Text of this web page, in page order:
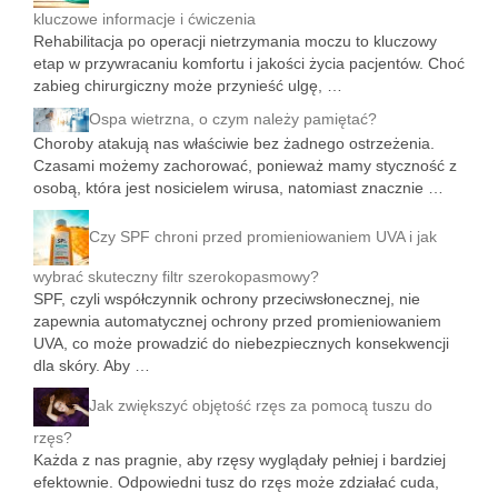
kluczowe informacje i ćwiczenia
Rehabilitacja po operacji nietrzymania moczu to kluczowy
etap w przywracaniu komfortu i jakości życia pacjentów. Choć
zabieg chirurgiczny może przynieść ulgę, …
Ospa wietrzna, o czym należy pamiętać?
Choroby atakują nas właściwie bez żadnego ostrzeżenia.
Czasami możemy zachorować, ponieważ mamy styczność z
osobą, która jest nosicielem wirusa, natomiast znacznie …
Czy SPF chroni przed promieniowaniem UVA i jak
wybrać skuteczny filtr szerokopasmowy?
SPF, czyli współczynnik ochrony przeciwsłonecznej, nie
zapewnia automatycznej ochrony przed promieniowaniem
UVA, co może prowadzić do niebezpiecznych konsekwencji
dla skóry. Aby …
Jak zwiększyć objętość rzęs za pomocą tuszu do
rzęs?
Każda z nas pragnie, aby rzęsy wyglądały pełniej i bardziej
efektownie. Odpowiedni tusz do rzęs może zdziałać cuda,